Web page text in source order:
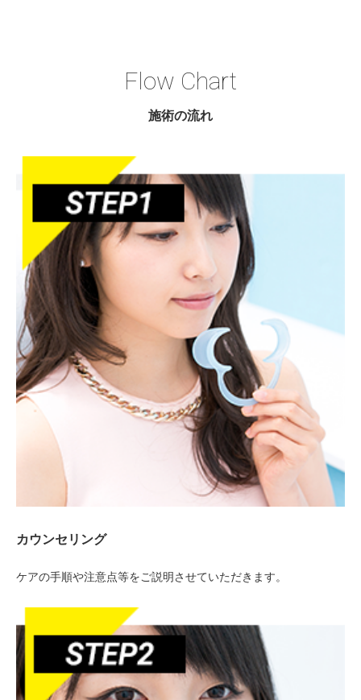
Flow Chart
施術の流れ
カウンセリング
ケアの手順や注意点等をご説明させていただきます。